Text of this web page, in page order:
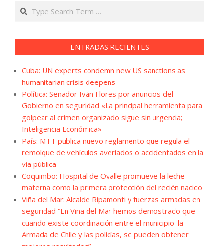
Search
ENTRADAS RECIENTES
Cuba: UN experts condemn new US sanctions as
humanitarian crisis deepens
Política: Senador Iván Flores por anuncios del
Gobierno en seguridad «La principal herramienta para
golpear al crimen organizado sigue sin urgencia;
Inteligencia Económica»
País: MTT publica nuevo reglamento que regula el
remolque de vehículos averiados o accidentados en la
vía pública
Coquimbo: Hospital de Ovalle promueve la leche
materna como la primera protección del recién nacido
Viña del Mar: Alcalde Ripamonti y fuerzas armadas en
seguridad “En Viña del Mar hemos demostrado que
cuando existe coordinación entre el municipio, la
Armada de Chile y las policías, se pueden obtener